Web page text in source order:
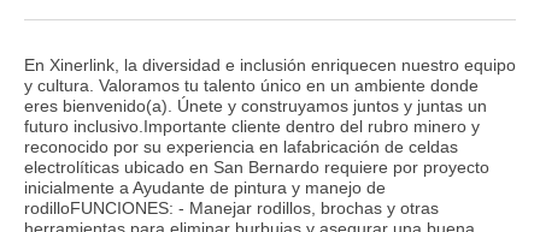
En Xinerlink, la diversidad e inclusión enriquecen nuestro equipo
y cultura. Valoramos tu talento único en un ambiente donde
eres bienvenido(a). Únete y construyamos juntos y juntas un
futuro inclusivo.Importante cliente dentro del rubro minero y
reconocido por su experiencia en lafabricación de celdas
electrolíticas ubicado en San Bernardo requiere por proyecto
inicialmente a Ayudante de pintura y manejo de
rodilloFUNCIONES: - Manejar rodillos, brochas y otras
herramientas para eliminar burbujas y asegurar una buena